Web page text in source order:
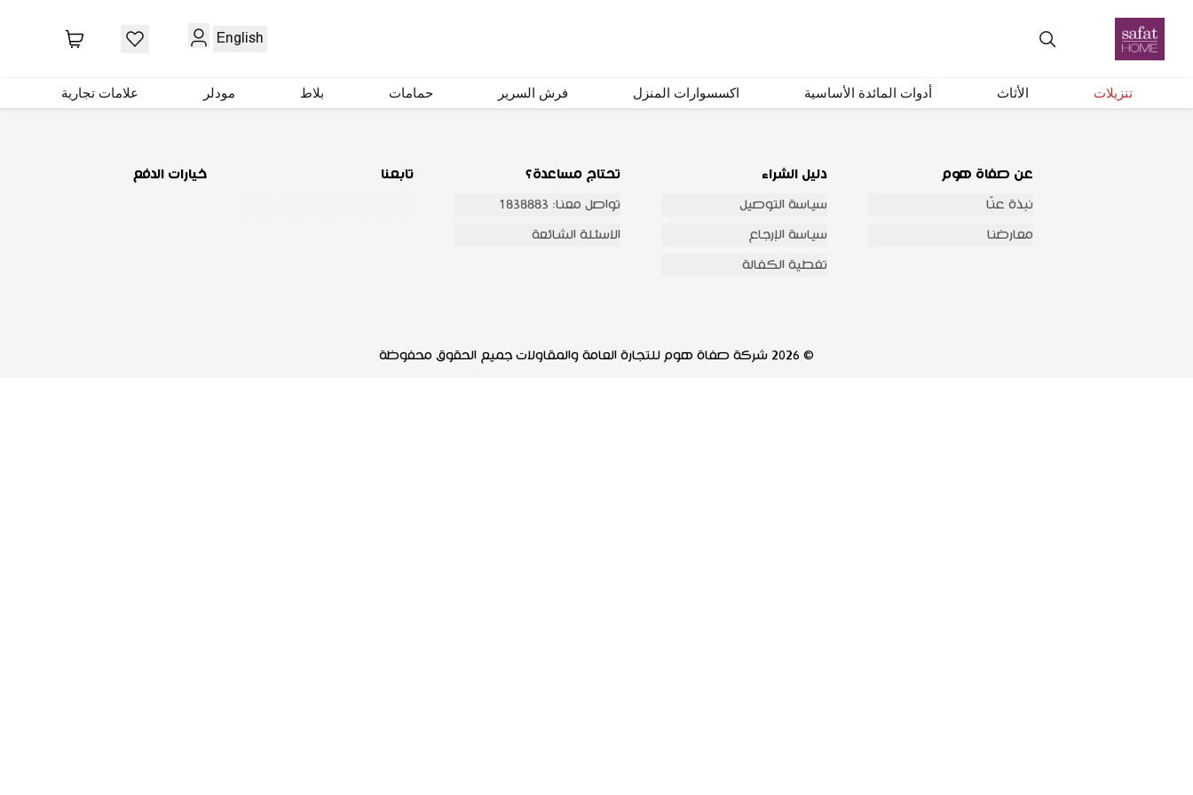
English
تنزيلات الأثاث أدوات المائدة الأساسية اكسسوارات المنزل فرش السرير حمامات بلاط مودلر علامات تجارية
احصل على تحديثات عبر البريد الإلكتروني
عن صفاة هوم
نبذة عنّا
معارضنا
دليل الشراء
سياسة التوصيل
سياسة الإرجاع
تغطية الكفالة
تحتاج مساعدة؟
تواصل معنا: 1838883
الاسئلة الشائعة
تابعنا خيارات الدفع
© 2026 شركة صفاة هوم للتجارة العامة والمقاولات جميع الحقوق محفوظة